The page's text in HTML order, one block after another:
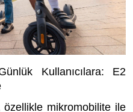
Kullanıcılara: E2
mikromobilite ile